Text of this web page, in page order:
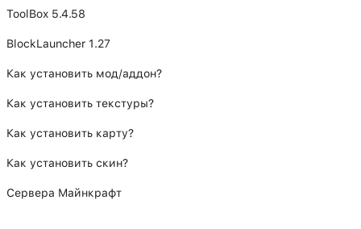
ToolBox 5.4.58
BlockLauncher 1.27
Как установить мод/аддон?
Как установить текстуры?
Как установить карту?
Как установить скин?
Сервера Майнкрафт